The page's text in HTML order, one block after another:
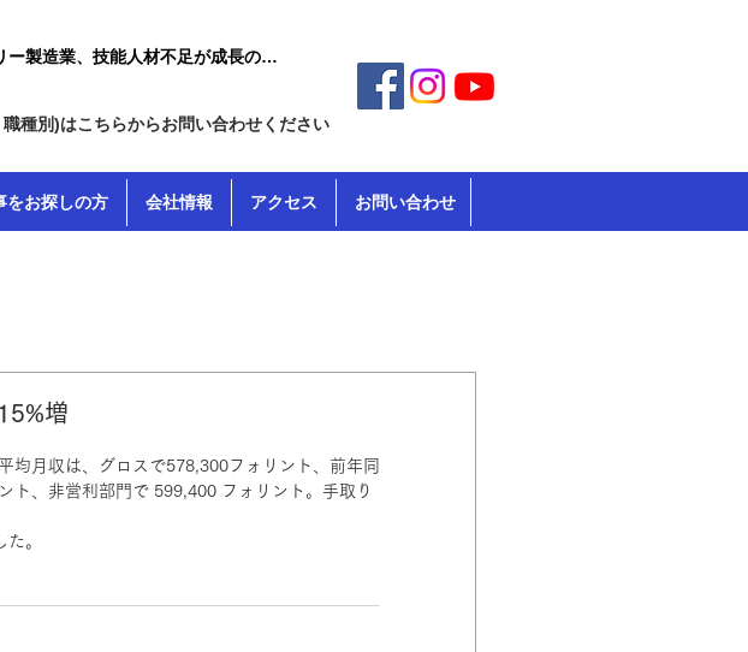
種別)はこちらからお問い合わせください
をお探しの方 会社情報 アクセス お問い合わせ
増
均月収は、グロスで578,300フォリント、前年同
ト、非営利部門で 599,400 フォリント。手取り
。